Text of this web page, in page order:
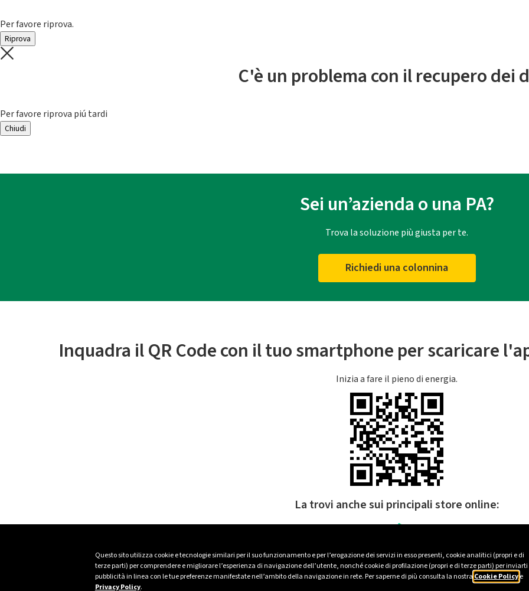
Questo sito utilizza cookie e tecnologie similari per il suo funzionamento e per l’erogazione dei servizi in esso presenti, cookie analitici (propri e di
terze parti) per comprendere e migliorare l’esperienza di navigazione dell’utente, nonché cookie di profilazione (propri e di terze parti) per inviarti
pubblicità in linea con le tue preferenze manifestate nell’ambito della navigazione in rete. Per saperne di più consulta la nostra Cookie Policye
Privacy Policy.
Per favore riprova.
Riprova
C'è un problema con il recupero dei
Per favore riprova piú tardi
Chiudi
Sei un’azienda o una PA?
Trova la soluzione più giusta per te.
Richiedi una colonnina
Inquadra il QR Code con il tuo smartphone per scaricare
Inizia a fare il pieno di energia.
La trovi anche sui principali store online: